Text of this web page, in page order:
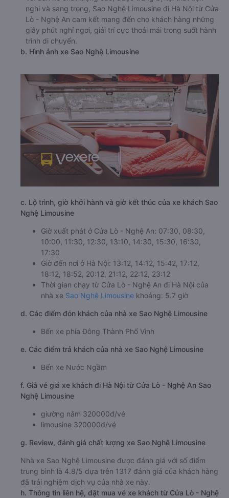
nghi và sang trọng, Sao Nghệ Limousine đi Hà Nội từ Cửa
Lò - Nghệ An cam kết mang đến cho khách hàng những
giây phút nghỉ ngơi, giải trí cực thoải mái trong suốt hành
trình di chuyển.
b. Hình ảnh xe Sao Nghệ Limousine
c. Lộ trình, giờ khởi hành và giờ kết thúc của xe khách Sao
Nghệ Limousine
Giờ xuất phát ở Cửa Lò - Nghệ An: 07:30, 08:30,
10:00, 11:30, 12:30, 13:10, 14:30, 15:30, 16:30,
17:30
Giờ đến nơi ở Hà Nội: 13:12, 14:12, 15:42, 17:12,
18:12, 18:52, 20:12, 21:12, 22:12, 23:12
Thời gian chạy từ Cửa Lò - Nghệ An đi Hà Nội của
nhà xe Sao Nghệ Limousine khoảng: 5.7 giờ
d. Các điểm đón khách của nhà xe Sao Nghệ Limousine
Bến xe phía Đông Thành Phố Vinh
e. Các điểm trả khách của nhà xe Sao Nghệ Limousine
Bến xe Nước Ngầm
f. Giá vé giá xe khách đi Hà Nội từ Cửa Lò - Nghệ An Sao
Nghệ Limousine
giường nằm 320000đ/vé
limousine 320000đ/vé
g. Review, đánh giá chất lượng xe Sao Nghệ Limousine
Nhà xe Sao Nghệ Limousine được đánh giá với số điểm
trung bình là 4.8/5 dựa trên 1317 đánh giá của khách hàng
đã trải nghiệm dịch vụ của nhà xe này.
h. Thông tin liên hệ, đặt mua vé xe khách từ Cửa Lò - Nghệ